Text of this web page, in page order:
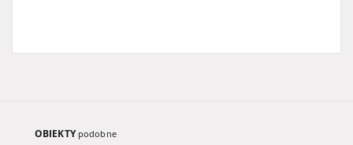
OBIEKTY podobne